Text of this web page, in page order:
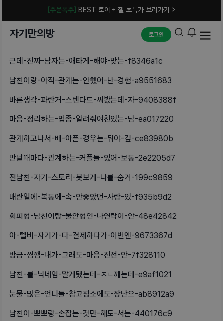
[주문폭주] BEST 토이 + 젤 초특가 보러가기 >
자기만의방 로그인
근데-진짜-남자는-애타게-해야-맞는-f8346a1c
남친이랑-아직-관계는-안했어-난-경험-a9551683
바른생각-파란거-스텐다드-써봤는데-자-9408388f
마음-정리하는-법좀-알려줘여친있는-남-ea017220
관계하고나서-배-아픈-경우는-뭐야-깊-ce83980b
만날때마다-관계하는-커플들-있어-보통-2e2205d7
전남친-자기-스토리-못보게-나를-숨겨-199c9859
배란일에-복통에-속-안좋았던-사람-있-f935b9d2
회피형-남친이랑-불안형인-나연락이-안-48e42842
아-텔비-자기가-다-결제하다가-이번엔-9673367d
방금-썸깸-내가-그래도-마음-진전-안-7f328110
남친-롤-닉네임-알게됐는데-ㅈㄴ깨는데-e9af1021
눈물-많은-언니들-참고평소에도-장난으-ab8912a9
남친이-뽀뽀랑-손잡는-것만-해도-서는-440176c9